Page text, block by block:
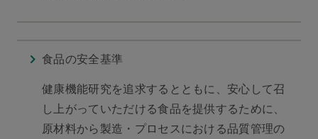
食品の安全基準
健康機能研究を追求するとともに、安心して召
し上がっていただける食品を提供するために、
原材料から製造・プロセスにおける品質管理の